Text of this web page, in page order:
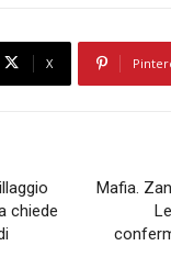
X
chiede
Mafia.